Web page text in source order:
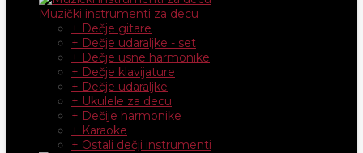
Muzički instrumenti za decu
+ Dečje gitare
+ Dečje udaraljke - set
+ Dečje usne harmonike
+ Dečje klavijature
+ Dečje udaraljke
+ Ukulele za decu
+ Dečije harmonike
+ Karaoke
+ Ostali dečji instrumenti